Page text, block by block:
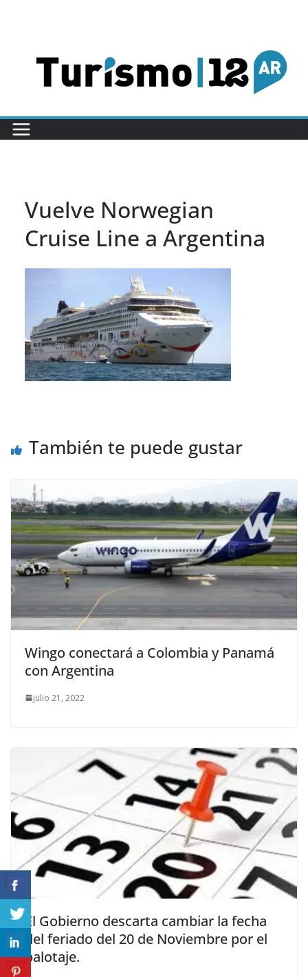
Vuelve Norwegian
Cruise Line a Argentina
También te puede gustar
Wingo conectará a Colombia y Panamá
con Argentina
julio 21, 2022
El Gobierno descarta cambiar la fecha
del feriado del 20 de Noviembre por el
balotaje.